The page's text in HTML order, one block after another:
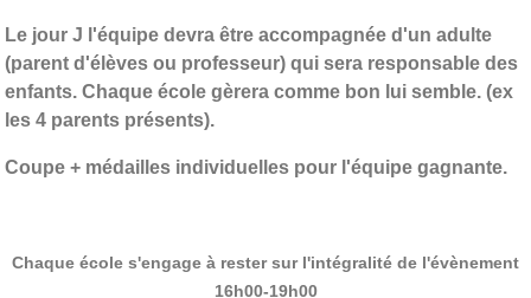
Le jour J l'équipe devra être accompagnée d'un adulte
(parent d'élèves ou professeur) qui sera responsable des
enfants. Chaque école gèrera comme bon lui semble. (ex
les 4 parents présents).
Coupe + médailles individuelles pour l'équipe gagnante.
Chaque école s'engage à rester sur l'intégralité de l'évènement
16h00-19h00